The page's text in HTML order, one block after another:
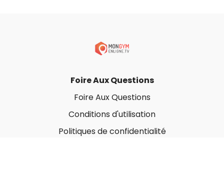
Foire Aux Questions
Foire Aux Questions
Conditions d'utilisation
Politiques de confidentialité